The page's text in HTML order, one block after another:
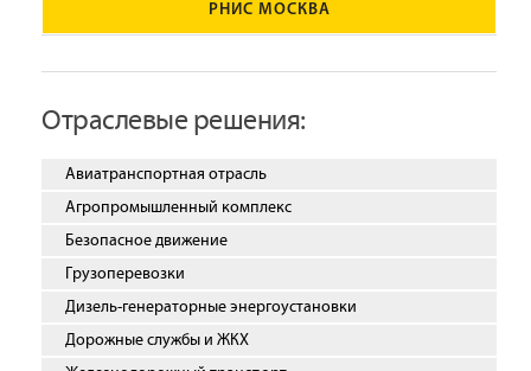
РНИС МОСКВА
Отраслевые решения:
Авиатранспортная отрасль
Агропромышленный комплекс
Безопасное движение
Грузоперевозки
Дизель-генераторные энергоустановки
Дорожные службы и ЖКХ